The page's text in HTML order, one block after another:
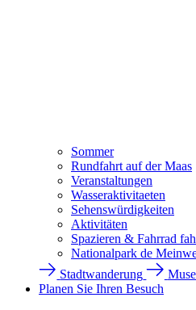
Sommer
Rundfahrt auf der Maas
Veranstaltungen
Wasseraktivitaeten
Sehenswürdigkeiten
Aktivitäten
Spazieren & Fahrrad
Nationalpark de
Stadtwanderung
Planen Sie Ihren Besuch